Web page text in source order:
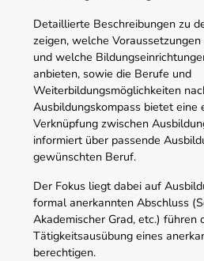
Detaillierte Beschreibungen zu
zeigen, welche
und welche
anbieten, sowie die Berufe und
Weiterbildungsmöglichkeiten
Ausbildungskompass bietet eine
Verknüpfung zwischen
informiert über passende
gewünschten Beruf.
Der Fokus liegt dabei auf
formal anerkannten Abschluss
Akademischer Grad, etc.) führen
Tätigkeitsausübung eines
berechtigen.